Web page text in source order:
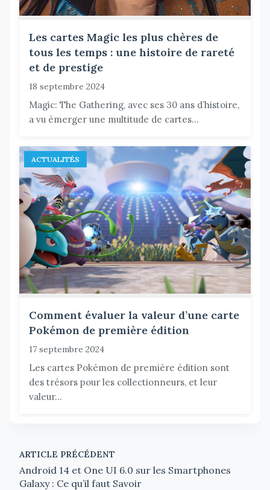
Les cartes Magic les plus chères de
tous les temps : une histoire de rareté
et de prestige
18 septembre 2024
Magic: The Gathering, avec ses 30 ans d’histoire,
a vu émerger une multitude de cartes...
ACTUALITÉS
Comment évaluer la valeur d’une carte
Pokémon de première édition
17 septembre 2024
Les cartes Pokémon de première édition sont
des trésors pour les collectionneurs, et leur
valeur...
ARTICLE PRÉCÉDENT
Android 14 et One UI 6.0 sur les Smartphones
Galaxy : Ce qu’il faut Savoir